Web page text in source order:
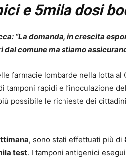
e 5mila dosi
“La domanda, in crescita
dal comune ma stiamo
farmacie lombarde nella lotta
tamponi rapidi e l’inoculazione
possibile le richieste dei
, sono stati effettuati più di
test. I tamponi antigenici